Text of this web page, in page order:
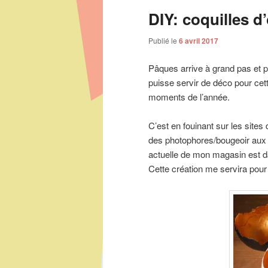
DIY: coquilles
Publié le 6 avril 2017
Pâques arrive à grand pas et
puisse servir de déco pour
moments de l’année.
C’est en fouinant sur les
des photophores/bougeoir
actuelle de mon magasin est
Cette création me servira